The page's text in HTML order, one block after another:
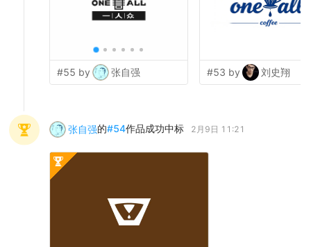
#55 by 张自强 #53 by 刘史翔
张自强的#54作品成功中标 2月9日 11:21